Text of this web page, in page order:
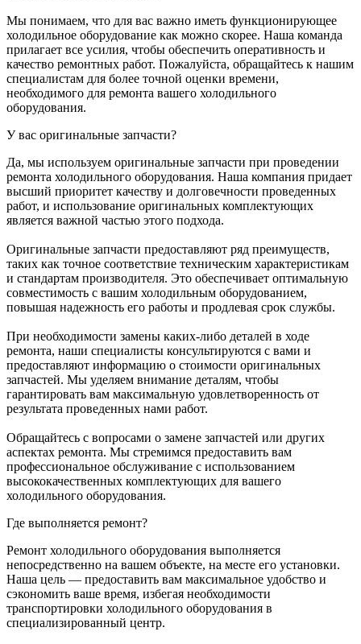
Мы понимаем, что для вас важно иметь функционирующее
холодильное оборудование как можно скорее. Наша команда
прилагает все усилия, чтобы обеспечить оперативность и
качество ремонтных работ. Пожалуйста, обращайтесь к нашим
специалистам для более точной оценки времени,
необходимого для ремонта вашего холодильного
оборудования.
У вас оригинальные запчасти?
Да, мы используем оригинальные запчасти при проведении
ремонта холодильного оборудования. Наша компания придает
высший приоритет качеству и долговечности проведенных
работ, и использование оригинальных комплектующих
является важной частью этого подхода.
Оригинальные запчасти предоставляют ряд преимуществ,
таких как точное соответствие техническим характеристикам
и стандартам производителя. Это обеспечивает оптимальную
совместимость с вашим холодильным оборудованием,
повышая надежность его работы и продлевая срок службы.
При необходимости замены каких-либо деталей в ходе
ремонта, наши специалисты консультируются с вами и
предоставляют информацию о стоимости оригинальных
запчастей. Мы уделяем внимание деталям, чтобы
гарантировать вам максимальную удовлетворенность от
результата проведенных нами работ.
Обращайтесь с вопросами о замене запчастей или других
аспектах ремонта. Мы стремимся предоставить вам
профессиональное обслуживание с использованием
высококачественных комплектующих для вашего
холодильного оборудования.
Где выполняется ремонт?
Ремонт холодильного оборудования выполняется
непосредственно на вашем объекте, на месте его установки.
Наша цель — предоставить вам максимальное удобство и
сэкономить ваше время, избегая необходимости
транспортировки холодильного оборудования в
специализированный центр.